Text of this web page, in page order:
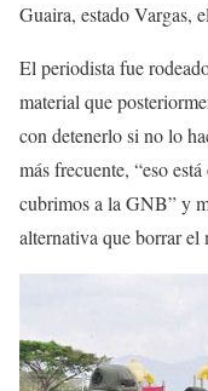
Guaira, estado Vargas,
El periodista fue
material que
con detenerlo si no lo
más frecuente, “eso
cubrimos a la GNB” y
alternativa que borrar el